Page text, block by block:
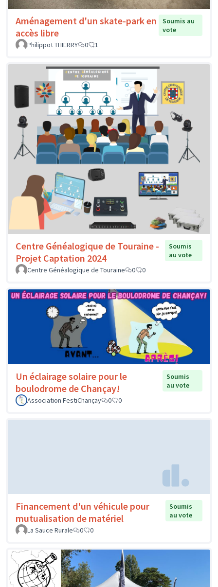
Aménagement d'un skate-park en
accès libre
Soumis au
vote
Philippot THIERRY
0 1
Centre Généalogique de Touraine -
Projet Captation 2024
Soumis
au vote
Centre Généalogique de Touraine
0 0
Un éclairage solaire pour le
boulodrome de Chançay!
Soumis
au vote
Association FestiChançay
0 0
Financement d'un véhicule pour
mutualisation de matériel
Soumis
au vote
La Sauce Rurale
0 0